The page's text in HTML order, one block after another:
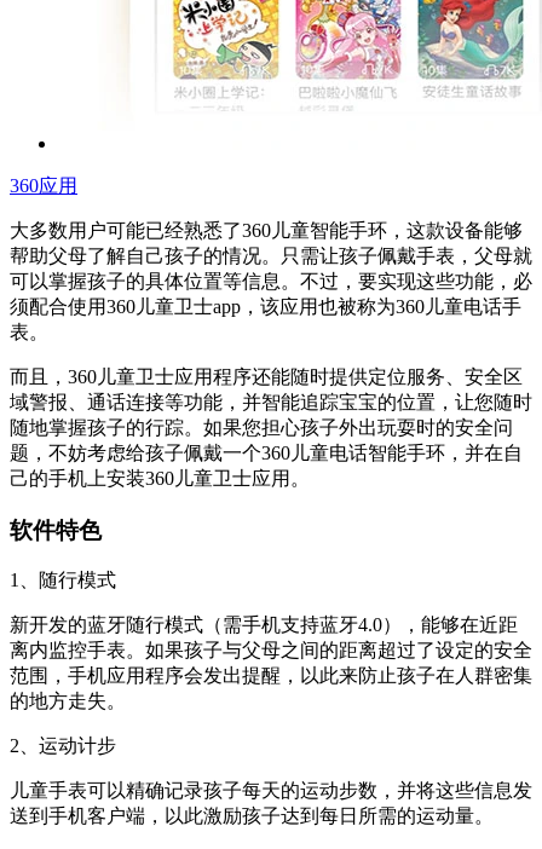
360应用
大多数用户可能已经熟悉了360儿童智能手环，这款设备能够
帮助父母了解自己孩子的情况。只需让孩子佩戴手表，父母就
可以掌握孩子的具体位置等信息。不过，要实现这些功能，必
须配合使用360儿童卫士app，该应用也被称为360儿童电话手
表。
而且，360儿童卫士应用程序还能随时提供定位服务、安全区
域警报、通话连接等功能，并智能追踪宝宝的位置，让您随时
随地掌握孩子的行踪。如果您担心孩子外出玩耍时的安全问
题，不妨考虑给孩子佩戴一个360儿童电话智能手环，并在自
己的手机上安装360儿童卫士应用。
软件特色
1、随行模式
新开发的蓝牙随行模式（需手机支持蓝牙4.0），能够在近距
离内监控手表。如果孩子与父母之间的距离超过了设定的安全
范围，手机应用程序会发出提醒，以此来防止孩子在人群密集
的地方走失。
2、运动计步
儿童手表可以精确记录孩子每天的运动步数，并将这些信息发
送到手机客户端，以此激励孩子达到每日所需的运动量。